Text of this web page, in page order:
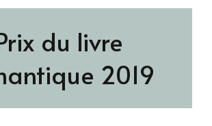
du livre
2019